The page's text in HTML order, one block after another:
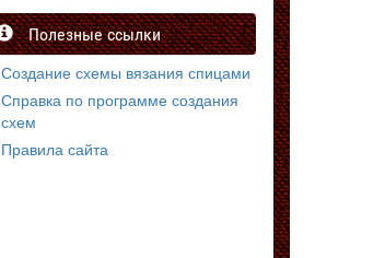
Полезные ссылки
Создание схемы вязания спицами
Справка по программе создания
схем
Правила сайта